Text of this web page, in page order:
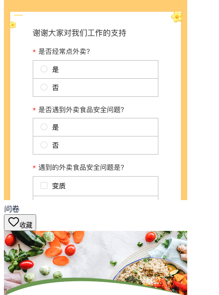
问卷
收藏